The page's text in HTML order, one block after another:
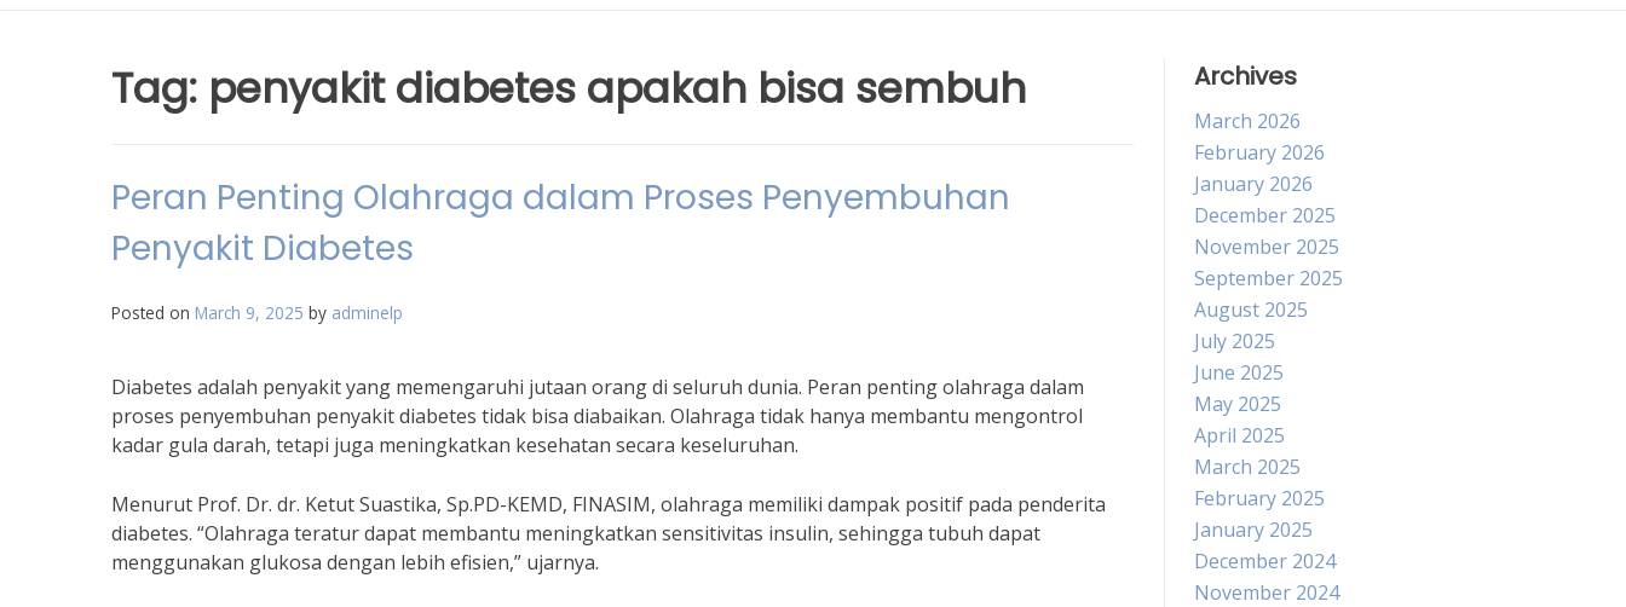
Tag: penyakit diabetes apakah bisa sembuh
Peran Penting Olahraga dalam Proses Penyembuhan
Penyakit Diabetes
Posted on March 9, 2025 by adminelp
Diabetes adalah penyakit yang memengaruhi jutaan orang di seluruh dunia. Peran penting olahraga dalam
proses penyembuhan penyakit diabetes tidak bisa diabaikan. Olahraga tidak hanya membantu mengontrol
kadar gula darah, tetapi juga meningkatkan kesehatan secara keseluruhan.
Menurut Prof. Dr. dr. Ketut Suastika, Sp.PD-KEMD, FINASIM, olahraga memiliki dampak positif pada penderita
diabetes. “Olahraga teratur dapat membantu meningkatkan sensitivitas insulin, sehingga tubuh dapat
menggunakan glukosa dengan lebih efisien,” ujarnya.
Archives
March 2026
February 2026
January 2026
December 2025
November 2025
September 2025
August 2025
July 2025
June 2025
May 2025
April 2025
March 2025
February 2025
January 2025
December 2024
November 2024